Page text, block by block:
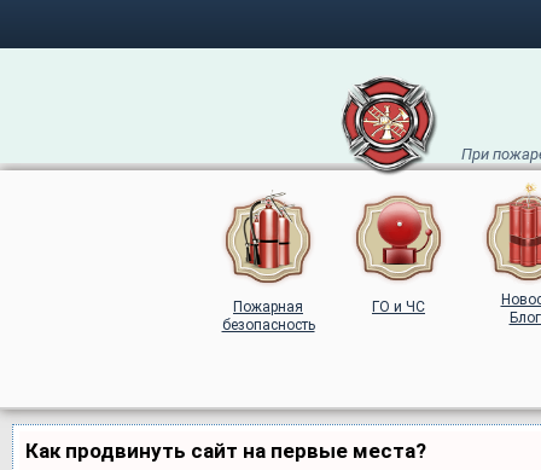
При
Пожарная
безопасность
ГО и ЧС
Как продвинуть сайт на первые места?